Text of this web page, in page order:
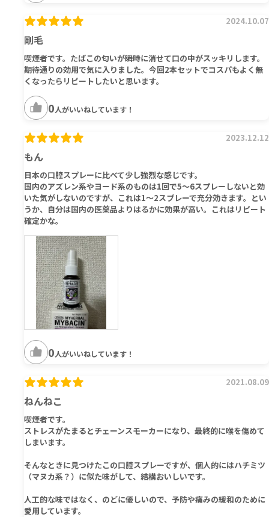
剛毛
2024.10.07
喫煙者です。たばこの匂いが瞬時に消せて口の中がスッキリします。
期待通りの効用で気に入りました。今回2本セットでコスパもよく無
くなったらリピートしたいと思います。
0人がいいねしています！
もん
2023.12.12
日本の口腔スプレーに比べて少し強烈な感じです。
国内のアズレン系やヨード系のものは1回で5～6スプレーしないと効
いた気がしないのですが、これは1～2スプレーで充分効きます。とい
うか、自分は国内の医薬品よりはるかに効果が高い。これはリピート
確定かな。
0人がいいねしています！
ねんねこ
2021.08.09
喫煙者です。
ストレスがたまるとチェーンスモーカーになり、最終的に喉を傷めて
しまいます。
そんなときに見つけたこの口腔スプレーですが、個人的にはハチミツ
（マヌカ系？）に似た味がして、結構おいしいです。
人工的な味ではなく、のどに優しいので、予防や痛みの緩和のために
愛用しています。